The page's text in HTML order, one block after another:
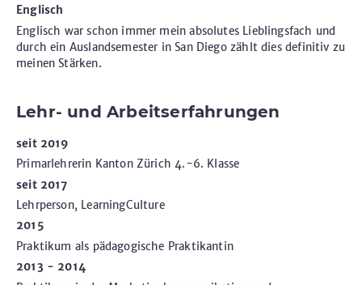
Englisch
Englisch war schon immer mein absolutes Lieblingsfach und
durch ein Auslandsemester in San Diego zählt dies definitiv zu
meinen Stärken.
Lehr- und Arbeitserfahrungen
seit 2019
Primarlehrerin Kanton Zürich 4.-6. Klasse
seit 2017
Lehrperson, LearningCulture
2015
Praktikum als pädagogische Praktikantin
2013 - 2014